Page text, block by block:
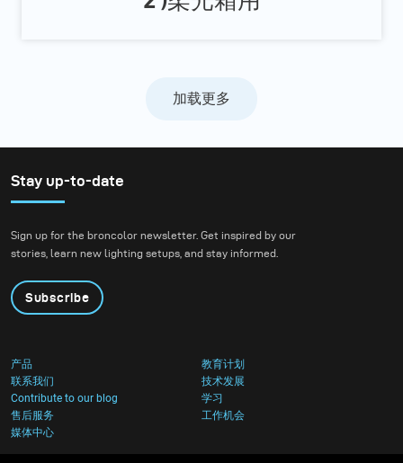
加载更多
Stay up-to-date
Sign up for the broncolor newsletter. Get inspired by our
stories, learn new lighting setups, and stay informed.
Subscribe
产品
教育计划
联系我们
技术发展
Contribute to our blog
学习
售后服务
工作机会
媒体中心